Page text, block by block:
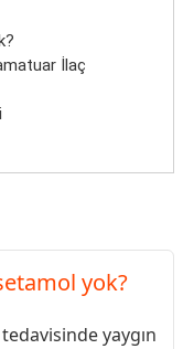
İlaç
yok?
yaygın